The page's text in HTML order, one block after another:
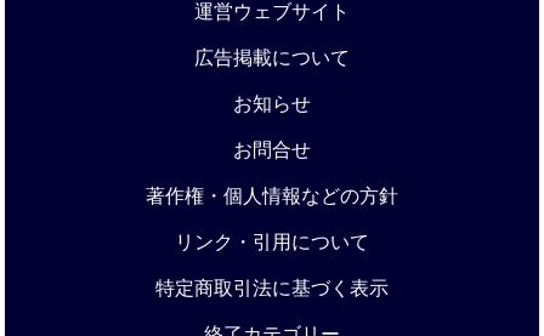
運営ウェブサイト
広告掲載について
お知らせ
お問合せ
著作権・個人情報などの方針
リンク・引用について
特定商取引法に基づく表示